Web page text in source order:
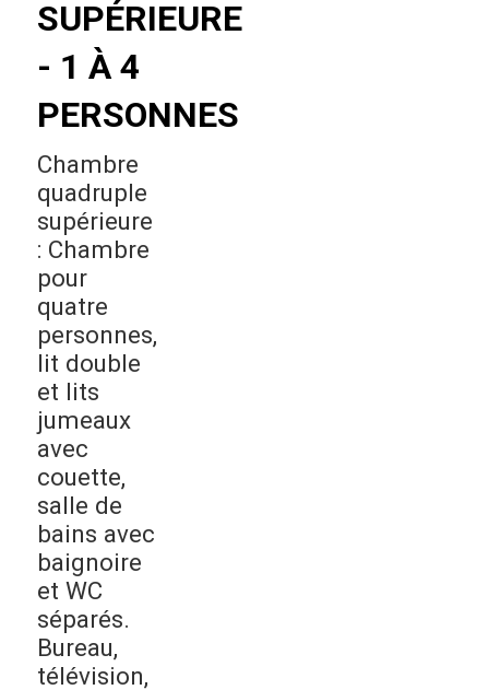
SUPÉRIEURE
- 1 À 4
PERSONNES
Chambre
quadruple
supérieure
: Chambre
pour
quatre
personnes,
lit double
et lits
jumeaux
avec
couette,
salle de
bains avec
baignoire
et WC
séparés.
Bureau,
télévision,